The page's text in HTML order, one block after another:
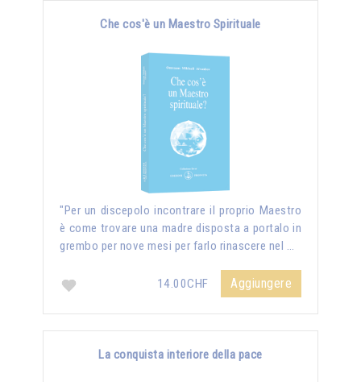
Che cos'è un Maestro Spirituale
"Per un discepolo incontrare il proprio Maestro
è come trovare una madre disposta a portalo in
grembo per nove mesi per farlo rinascere nel …
14.00CHF Aggiungere
La conquista interiore della pace